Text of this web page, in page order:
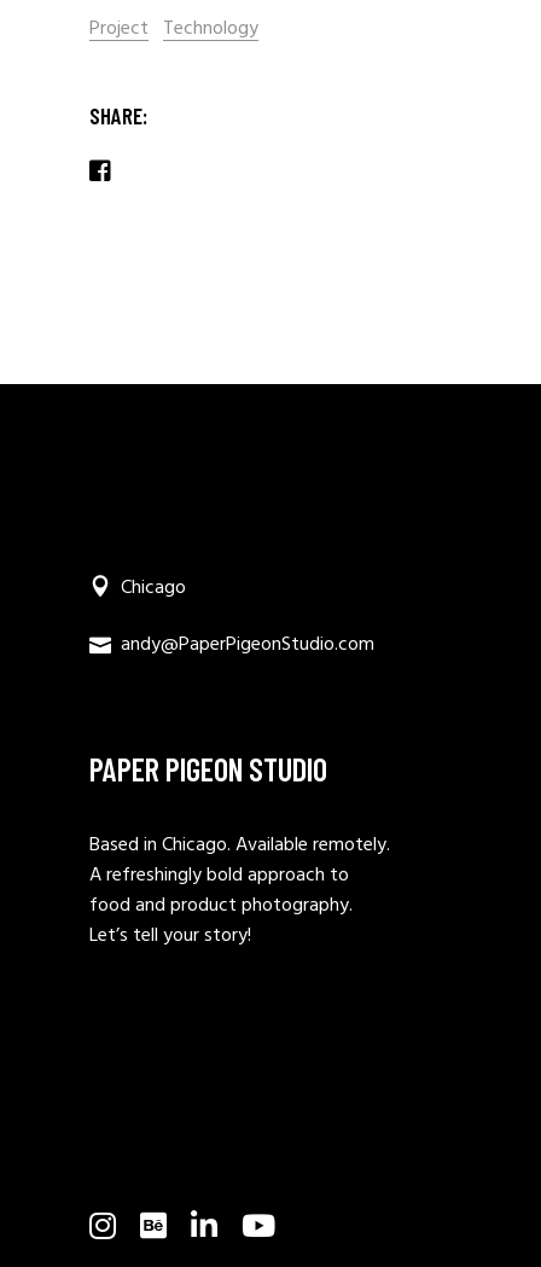
Project Technology
SHARE:
Chicago
andy@PaperPigeonStudio.com
PAPER PIGEON STUDIO
Based in Chicago. Available remotely.
A refreshingly bold approach to
food and product photography.
Let’s tell your story!